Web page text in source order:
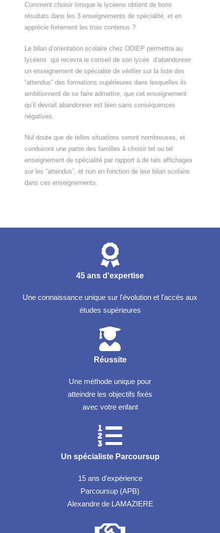
Comment choisir lorsque le lycéens obtient de bons
résultats dans les 3 enseignements de spécialité, et en
apprécie fortement les trois contenus ?
Le bilan d’orientation scolaire chez ODIEP permettra au
lycéens qui recevra le conseil de son lycée d’abandonner
un enseignement de spécialité de vérifier sur la liste des
“attendus” des formations supérieures dans lesquelles ils
ambitionnent de se faire admettre, que cet enseignement
qu’il devrait abandonner est bien sans conséquences
négatives.
Nul doute que de telles situations seront nombreuses, et
conduiront une partie des familles à choisir tel ou tel
enseignement de spécialité par rapport à de tels affichages
sur les “attendus”, et non en fonction de leur bilan scolaire
dans ces enseignements.
45 ans d'expertise
Une connaissance unique sur l'évolution et l'accès aux
études supérieures
Réussite
Une méthode unique pour
atteindre les objectifs fixés
avec votre enfant
Un spécialiste Parcoursup
15 ans d'expérience
Parcoursup (APB)
Alexandre de LAMAZIERE